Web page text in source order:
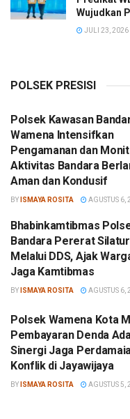
Wujudkan
JULI 23, 2026
POLSEK PRESISI
Polsek Kawasan
Wamena Intensifkan
Pengamanan dan
Aktivitas Bandara
Aman dan Kondusif
BY ISMAYA ROSITA AGUSTUS 6,
Bhabinkamtibmas
Bandara Pererat
Melalui DDS, Ajak
Jaga Kamtibmas
BY ISMAYA ROSITA AGUSTUS 6,
Polsek Wamena Kota
Pembayaran Denda
Sinergi Jaga
Konflik di Jayawijaya
BY ISMAYA ROSITA AGUSTUS 5,